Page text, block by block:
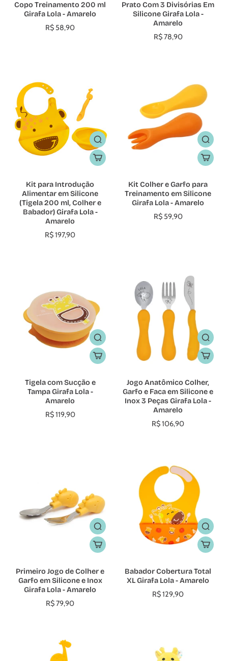
Copo Treinamento 200 ml
Girafa Lola - Amarelo
R$ 58,90
Prato Com 3 Divisórias Em
Silicone Girafa Lola -
Amarelo
R$ 78,90
Kit para Introdução
Alimentar em Silicone
(Tigela 200 ml, Colher e
Babador) Girafa Lola -
Amarelo
R$ 197,90
Kit Colher e Garfo para
Treinamento em Silicone
Girafa Lola - Amarelo
R$ 59,90
Tigela com Sucção e
Tampa Girafa Lola -
Amarelo
R$ 119,90
Jogo Anatômico Colher,
Garfo e Faca em Silicone e
Inox 3 Peças Girafa Lola -
Amarelo
R$ 106,90
Primeiro Jogo de Colher e
Garfo em Silicone e Inox
Girafa Lola - Amarelo
R$ 79,90
Babador Cobertura Total
XL Girafa Lola - Amarelo
R$ 129,90